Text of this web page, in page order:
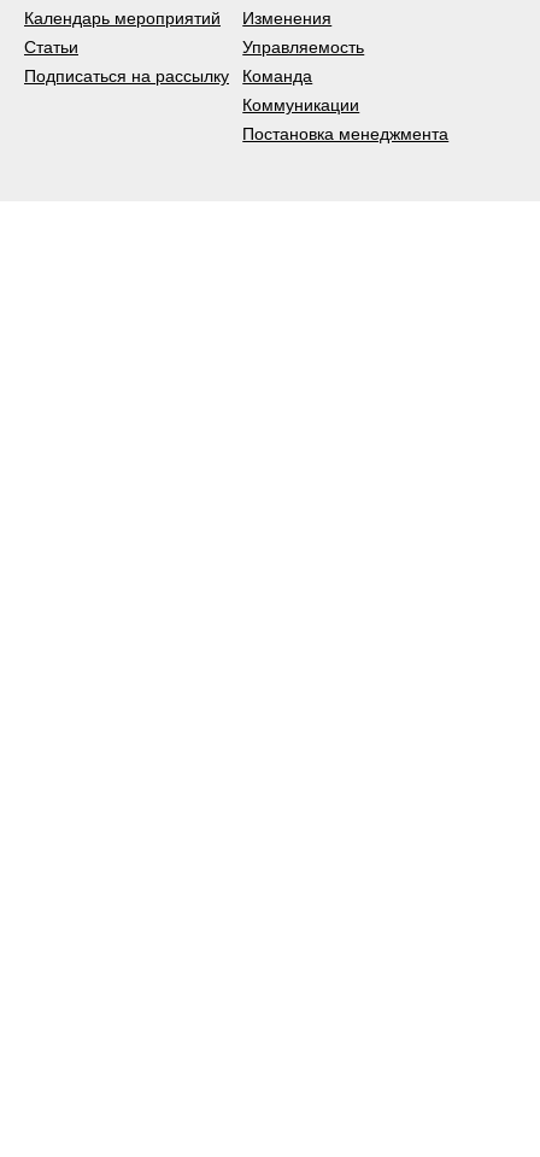
Календарь мероприятий
Статьи
Подписаться на рассылку
Изменения
Управляемость
Команда
Коммуникации
Постановка менеджмента